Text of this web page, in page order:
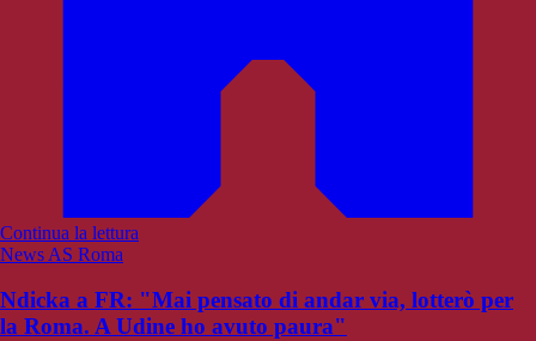
Continua la lettura
News AS Roma
Ndicka a FR: "Mai pensato di andar via, lotterò per
la Roma. A Udine ho avuto paura"